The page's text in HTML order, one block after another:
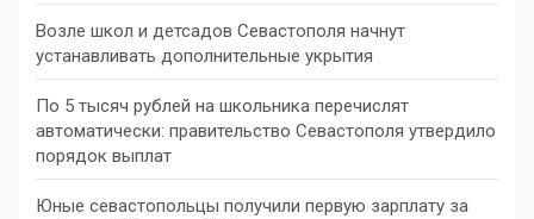
Возле школ и детсадов Севастополя начнут
устанавливать дополнительные укрытия
По 5 тысяч рублей на школьника перечислят
автоматически: правительство Севастополя утвердило
порядок выплат
Юные севастопольцы получили первую зарплату за